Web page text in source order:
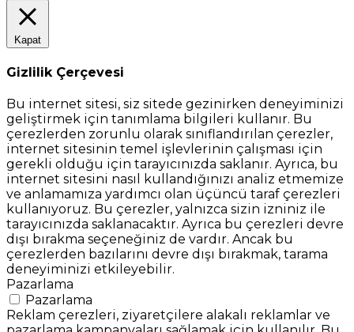
Kapat
Gizlilik Çerçevesi
Bu internet sitesi, siz sitede gezinirken deneyiminizi
geliştirmek için tanımlama bilgileri kullanır. Bu
çerezlerden zorunlu olarak sınıflandırılan çerezler,
internet sitesinin temel işlevlerinin çalışması için
gerekli olduğu için tarayıcınızda saklanır. Ayrıca, bu
internet sitesini nasıl kullandığınızı analiz etmemize
ve anlamamıza yardımcı olan üçüncü taraf çerezleri
kullanıyoruz. Bu çerezler, yalnızca sizin izniniz ile
tarayıcınızda saklanacaktır. Ayrıca bu çerezleri devre
dışı bırakma seçeneğiniz de vardır. Ancak bu
çerezlerden bazılarını devre dışı bırakmak, tarama
deneyiminizi etkileyebilir.
Pazarlama
Pazarlama
Reklam çerezleri, ziyaretçilere alakalı reklamlar ve